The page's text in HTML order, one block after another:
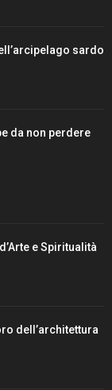
sardo
da non perdere
e Spiritualità
dell’architettura